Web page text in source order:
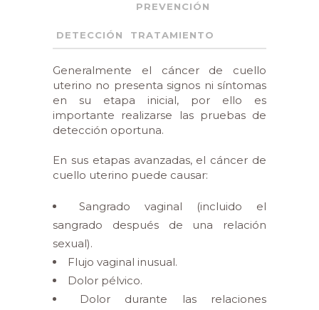
PREVENCIÓN
DETECCIÓN TRATAMIENTO
Generalmente el cáncer de cuello
uterino no presenta signos ni síntomas
en su etapa inicial, por ello es
importante realizarse las pruebas de
detección oportuna.
En sus etapas avanzadas, el cáncer de
cuello uterino puede causar:
Sangrado vaginal (incluido el
sangrado después de una relación
sexual).
Flujo vaginal inusual.
Dolor pélvico.
Dolor durante las relaciones